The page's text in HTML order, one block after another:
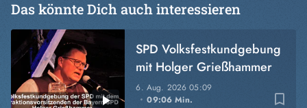
Das könnte Dich auch interessieren
bookmark_border
6. Aug. 202605:09
09:06 Min.
SPD Volksfestkundgebung
mit Holger Grießhammer